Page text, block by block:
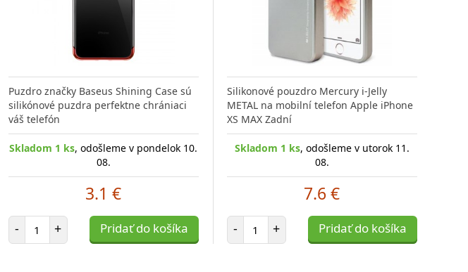
Puzdro značky Baseus Shining Case sú
silikónové puzdra perfektne chrániaci
váš telefón
Skladom 1 ks, odošleme v pondelok 10.
08.
3.1 €
- Počet položiek
+ Pridať do košíka
Silikonové pouzdro Mercury i-Jelly
METAL na mobilní telefon Apple iPhone
XS MAX Zadní
Skladom 1 ks, odošleme v utorok 11.
08.
7.6 €
- Počet položiek
+ Pridať do košíka